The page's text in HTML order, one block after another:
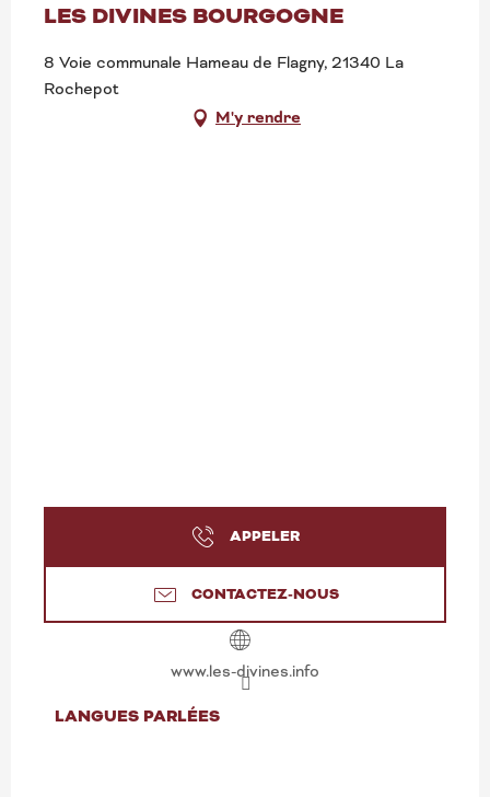
LES DIVINES BOURGOGNE
8 Voie communale Hameau de Flagny, 21340 La
Rochepot
M'y rendre
APPELER
CONTACTEZ-NOUS
www.les-divines.info
LANGUES PARLÉES
LANGUES PARLÉES